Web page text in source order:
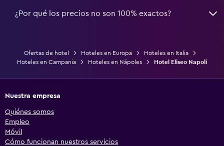
¿Por qué los precios no son 100% exactos?
Ofertas de hotel Hoteles en Europa
Hoteles en Italia
Hoteles en Campania
Hoteles en Nápoles Hotel Eliseo Napoli
Nuestra empresa
Quiénes somos
Empleo
Móvil
Cómo funcionan nuestros servicios